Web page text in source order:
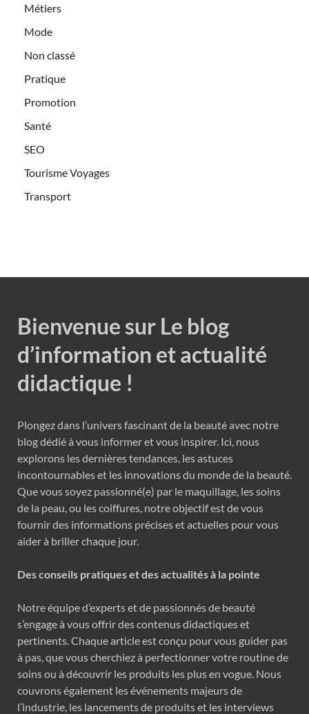
Métiers
Mode
Non classé
Pratique
Promotion
Santé
SEO
Tourisme Voyages
Transport
Bienvenue sur Le blog
d’information et actualité
didactique !
Plongez dans l’univers fascinant de la beauté avec notre
blog dédié à vous informer et vous inspirer. Ici, nous
explorons les dernières tendances, les astuces
incontournables et les innovations du monde de la beauté.
Que vous soyez passionné(e) par le maquillage, les soins
de la peau, ou les coiffures, notre objectif est de vous
fournir des informations précises et actuelles pour vous
aider à briller chaque jour.
Des conseils pratiques et des actualités à la pointe
Notre équipe d’experts et de passionnés de beauté
s’engage à vous offrir des contenus didactiques et
pertinents. Chaque article est conçu pour vous guider pas
à pas, que vous cherchiez à perfectionner votre routine de
soins ou à découvrir les produits les plus en vogue. Nous
couvrons également les événements majeurs de
l’industrie, les lancements de produits et les interviews